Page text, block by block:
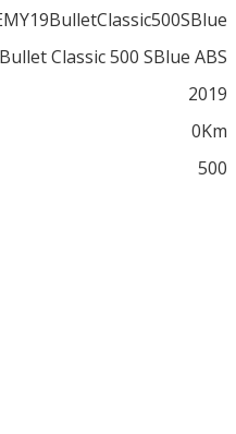
Bullet Classic 500 SBlue ABS
2019
0Km
500